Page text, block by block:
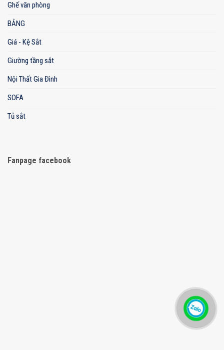
Ghế văn phòng
BẢNG
Giá - Kệ Sắt
Giường tầng sắt
Nội Thất Gia Đình
SOFA
Tủ sắt
Fanpage facebook